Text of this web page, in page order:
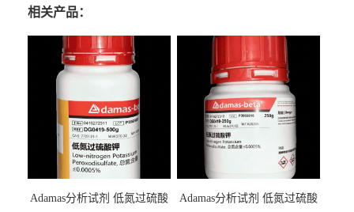
相关产品：
Adamas分析试剂 低氮过硫酸
Adamas分析试剂 低氮过硫酸